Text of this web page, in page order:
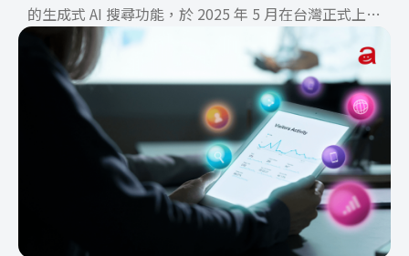
的生成式 AI 搜尋功能，於 2025 年 5 月在台灣正式上
線，並對網站流量帶來實質衝擊讓 awoo 帶你深入瞭解
Google AI 摘要的影響與應對策略，掌握內容被 AI 引用
的優化策略！